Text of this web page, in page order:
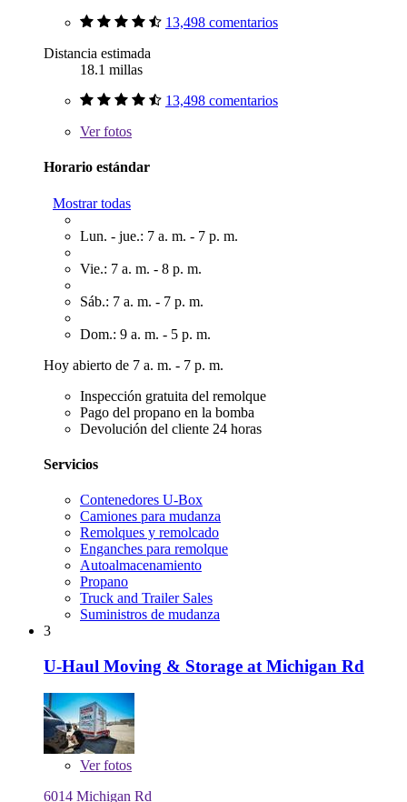
13,498 comentarios
Distancia estimada
18.1 millas
13,498 comentarios
Verfotos
Horario estándar
Mostrar todas
Lun. - jue.: 7 a. m. - 7 p. m.
Vie.: 7 a. m. - 8 p. m.
Sáb.: 7 a. m. - 7 p. m.
Dom.: 9 a. m. - 5 p. m.
Hoy abierto de 7 a. m. - 7 p. m.
Inspección gratuita del remolque
Pago del propano en la bomba
Devolución del cliente 24 horas
Servicios
Contenedores U-Box
Camiones para mudanza
Remolques y remolcado
Enganches para remolque
Autoalmacenamiento
Propano
Truck and Trailer Sales
Suministros de mudanza
3
U-Haul Moving & Storage at Michigan Rd
Verfotos
6014 Michigan Rd